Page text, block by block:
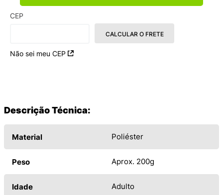
CEP
Não sei meu CEP
CALCULAR O FRETE
Descrição Técnica:
Material Poliéster
Peso Aprox. 200g
Idade Adulto